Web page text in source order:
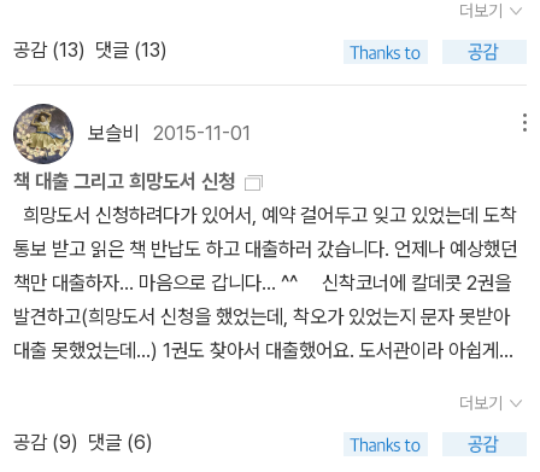
서...ㅋㅋ 순전히 저희 가족 기준입니다. ^^) '중식요리' 였어요. 정말
다른 요리보다 중식요리를 좋아하지만, 그것은 정말 맛있는집일때에
만 해당하는데, 요즘 제 마음에 드는 중식요리집 찾기가 쉽지 않아요.
신랑과 데이트할때 자주 가던 곳이 있었는데, 지금 가보면 아마 요리
사가 바뀌었을테니 그 맛이 아닐거라 생각이 들어서 선뜻 가기가 주
저해지네요. 암튼, 제가 좋아하는 요리류는 중식과 '죽'으로 가족들이
결론을 내리더군요. ㅋㅋㅋㅋ제가 '죽'도 정말 좋아하는데, 이제 죽도
제가 만든것이 (제가 사먹는 찹쌀이 구수해서) 더 맛있어서 사먹기 힘
들어요... ㅠ.ㅠ 이연복 요리사님이 운영하시는 중식당 '목란'도 가보
고 싶지만, 워낙 유명해져서 한달전 예약하지 않으면 갈수 없다니...
언제나 나중을 기약하고 있지만, 이 책을 읽으니 더 가보고 싶은 생각
이 들긴합니다. 올해는 송년회도 있으니 아마도 내년을 기약해야할지
서 좋았어요. 그 마음 끝까지 변치 마셨으면 좋겠어요.아참! 그리고
아서 그림책 위주로 살펴보았어요. 천천히 읽는중 읽을 예정..
해도 좋을책들 위주로 신청하고 있어요. 읽다가 너무 좋으면 소장하
거나 선물하면 되요. 이보나 흐미엘레프스카 그림의 동화책.환상적
인 그녀의 그림이 담긴 동화책이라니 기대가 됩니다. 도서관에 '이상
한 나라 앨리스'를 신청하면서 '이상한 나라 앨리스'는 있다고 구입 불
가 판정 받을까봐 비고란에 그림작가가 다르다고 적었는데, 구입해줄
까요?? 그림이 이쁘면 보고, 소장할 생각으로 신청했어요. 오랜만
에 만나는 '차이나 미에빌'의 책이예요.SF판타지 소설가로 기존에 읽
은 책들은 음울하고 기괴한 느낌이 드는데, 이 책은 너무 바른 느낌이
라 왠지 걱정이.... ㅋㅋㅋㅋ 맥주의 모든것 - 이런책들은 정말 도서
관에서 대출해서 읽어보면 좋을것 같아요.왠지 듬직하고 무거울
듯.. 감각적인 책. 사진만 봐도 좋을것 같은 느낌.. 궁금한 요리책
들. 희망도서 신청했더니 정기도서 구입한다고 해서 개인 희망도서
는 취소가 되어 대신 '롱워크' 신청했어요. 제가 신청하지 않아도 구
더보기
공감 (13) 댓글 (13)
보슬비 2015-11-01
책 대출 그리고 희망도서 신청
희망도서 신청하려다가 있어서, 예약 걸어두고 잊고 있었는데 도착
통보 받고 읽은 책 반납도 하고 대출하러 갔습니다. 언제나 예상했던
책만 대출하자... 마음으로 갑니다... ^^ 신착코너에 칼데콧 2권을
발견하고(희망도서 신청을 했었는데, 착오가 있었는지 문자 못받아
대출 못했었는데...) 1권도 찾아서 대출했어요. 도서관이라 아쉽게도
식'에서 나온 그래픽노블 평전. 도서관을 둘러보니, 특성화 책으로 책
대출은 안되지만 도서관에서만 볼수 있는 코너로 '그래픽 노블'들이
더보기
공감 (9) 댓글 (6)